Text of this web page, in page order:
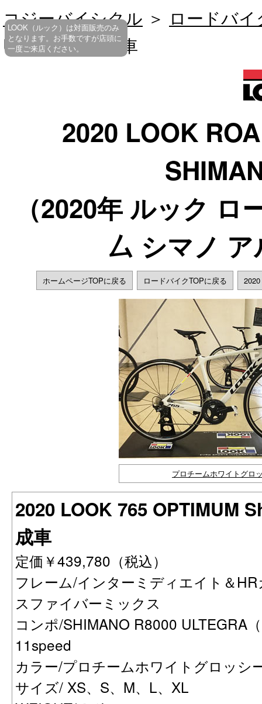
コジーバイシクル ＞ ロードバイ
ULTEGRA 完成車
2020 LOOK
（2020年 ルック
厶 シマノ
LOOK（ルック）は対面販売のみ
となります。お手数ですが店頭に
一度ご来店ください。
ホームページTOPに戻る ロードバイクTOPに戻る
プロチームホワイトグロ
2020 LOOK 765 OPTIMUM
成車
定価￥439,780（税込）
フレーム/インターミディエイト＆
スファイバーミックス
コンポ/SHIMANO R8000 ULTEGRA
11speed
カラー/プロチームホワイトグロッシ
サイズ/ XS、S、M、L、XL